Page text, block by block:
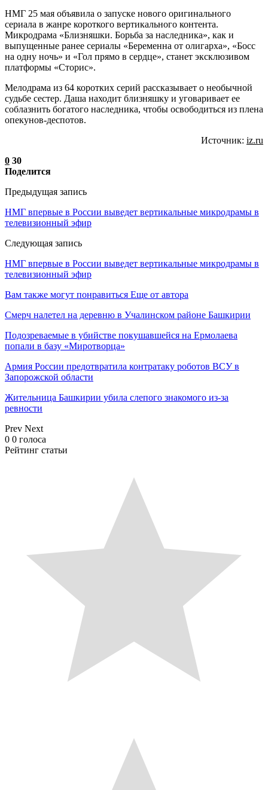
НМГ 25 мая объявила о запуске нового оригинального
сериала в жанре короткого вертикального контента.
Микродрама «Близняшки. Борьба за наследника», как и
выпущенные ранее сериалы «Беременна от олигарха», «Босс
на одну ночь» и «Гол прямо в сердце», станет эксклюзивом
платформы «Сторис».
Мелодрама из 64 коротких серий рассказывает о необычной
судьбе сестер. Даша находит близняшку и уговаривает ее
соблазнить богатого наследника, чтобы освободиться из плена
опекунов-деспотов.
Источник: iz.ru
0 30
Поделится
Предыдущая запись
НМГ впервые в России выведет вертикальные микродрамы в
телевизионный эфир
Следующая запись
НМГ впервые в России выведет вертикальные микродрамы в
телевизионный эфир
Вам также могут понравиться Еще от автора
Смерч налетел на деревню в Учалинском районе Башкирии
Подозреваемые в убийстве покушавшейся на Ермолаева
попали в базу «Миротворца»
Армия России предотвратила контратаку роботов ВСУ в
Запорожской области
Жительница Башкирии убила слепого знакомого из-за
ревности
Prev Next
0 0 голоса
Рейтинг статьи